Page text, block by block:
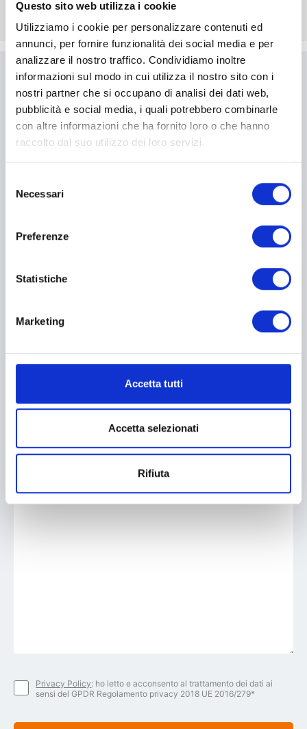
Questo sito web utilizza i cookie
Utilizziamo i cookie per personalizzare contenuti ed
annunci, per fornire funzionalità dei social media e per
analizzare il nostro traffico. Condividiamo inoltre
informazioni sul modo in cui utilizza il nostro sito con i
nostri partner che si occupano di analisi dei dati web,
pubblicità e social media, i quali potrebbero combinarle
con altre informazioni che ha fornito loro o che hanno
raccolto dal suo utilizzo dei loro servizi.
delNecessari
Preferenze
Statistiche
Marketing
Accetta tutti
Accetta selezionati
Rifiuta
Scrivici
Compila il modulo per essere
ricontattato
I campi contrassegnati con * sono obbligatori
Privacy Policy: ho letto e acconsento al trattamento dei dati ai
sensi del GPDR Regolamento privacy 2018 UE 2016/279*